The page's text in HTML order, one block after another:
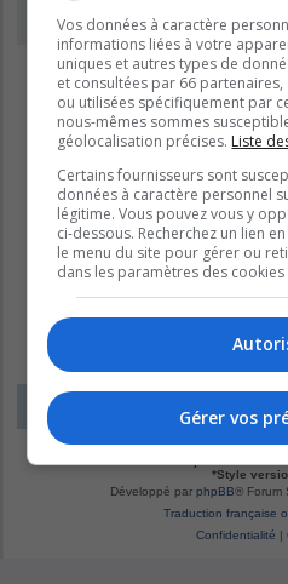
LE DOMAINE BLEU
*Original by
*Style
Développé par phpBB® Forum
Traduction française
Confidentialité |
Vos données à caractère
informations liées à votre
uniques et autres types de
et consultées par 66
ou utilisées spécifiquement par
nous-mêmes sommes
géolocalisation précises. Liste
Certains fournisseurs sont
données à caractère personnel
légitime. Vous pouvez vous y
ci-dessous. Recherchez un lien
le menu du site pour gérer ou
dans les paramètres des
Gérer vos